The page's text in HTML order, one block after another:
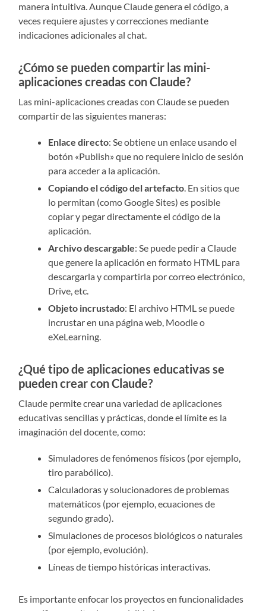
manera intuitiva. Aunque Claude genera el código, a
veces requiere ajustes y correcciones mediante
indicaciones adicionales al chat.
¿Cómo se pueden compartir las mini-
aplicaciones creadas con Claude?
Las mini-aplicaciones creadas con Claude se pueden
compartir de las siguientes maneras:
Enlace directo: Se obtiene un enlace usando el
botón «Publish» que no requiere inicio de sesión
para acceder a la aplicación.
Copiando el código del artefacto. En sitios que
lo permitan (como Google Sites) es posible
copiar y pegar directamente el código de la
aplicación.
Archivo descargable: Se puede pedir a Claude
que genere la aplicación en formato HTML para
descargarla y compartirla por correo electrónico,
Drive, etc.
Objeto incrustado: El archivo HTML se puede
incrustar en una página web, Moodle o
eXeLearning.
¿Qué tipo de aplicaciones educativas se
pueden crear con Claude?
Claude permite crear una variedad de aplicaciones
educativas sencillas y prácticas, donde el límite es la
imaginación del docente, como:
Simuladores de fenómenos físicos (por ejemplo,
tiro parabólico).
Calculadoras y solucionadores de problemas
matemáticos (por ejemplo, ecuaciones de
segundo grado).
Simulaciones de procesos biológicos o naturales
(por ejemplo, evolución).
Líneas de tiempo históricas interactivas.
Es importante enfocar los proyectos en funcionalidades